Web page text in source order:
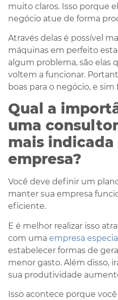
muito claros. Isso porque
negócio atue de forma
Através delas é possível
máquinas em perfeito
algum problema, são elas
voltem a funcionar.
boas para o negócio, e
Qual a
uma
mais indicada
empresa?
Você deve definir um
manter sua empresa
eficiente.
E é melhor realizar isso
com uma empresa
estabelecer formas de
menor gasto. Além disso,
sua produtividade
Isso acontece porque